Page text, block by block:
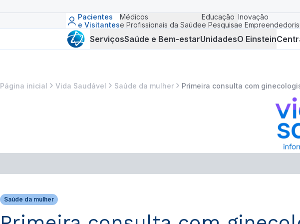
Pacientes
e Visitantes
Médicos
e Profissionais da Saúde
Educação
e Pesquisa
Inovação
e
ServiçosSaúde e Bem-estarUnidadesO Einstein
Página inicial Vida Saudável Saúde da mulher Primeira consulta com
Saúde da mulher